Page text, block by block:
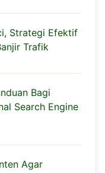
Strategi Efektif
Trafik
Bagi
Search Engine
Agar